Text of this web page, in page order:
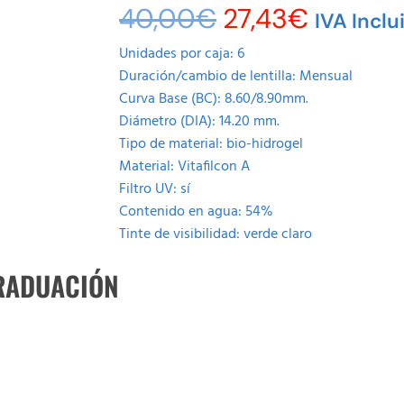
40,00€ 27,43€ IVA
Unidades por caja: 6
Duración/cambio de lentilla: Mensual
Curva Base (BC): 8.60/8.90mm.
Diámetro (DIA): 14.20 mm.
Tipo de material: bio-hidrogel
Material: Vitafilcon A
Filtro UV: sí
Contenido en agua: 54%
Tinte de visibilidad: verde claro